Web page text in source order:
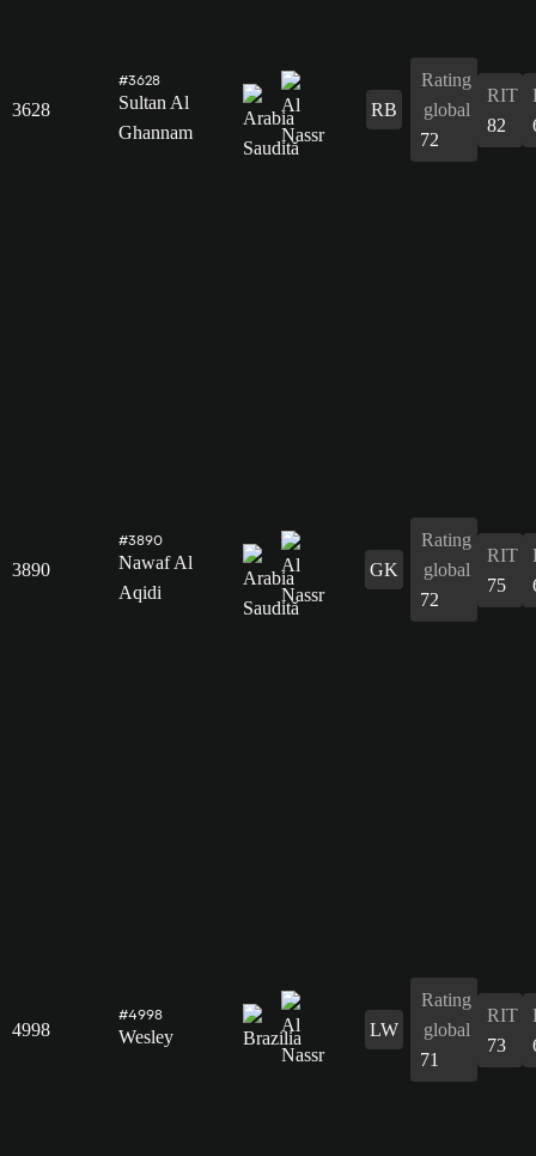
3628
#3628
Sultan Al
Ghannam
RB
Rating
global
72
RIT
82
3890
#3890
Nawaf Al
Aqidi
GK
Rating
global
72
RIT
75
4998
#4998
Wesley LW
Rating
global
71
RIT
73